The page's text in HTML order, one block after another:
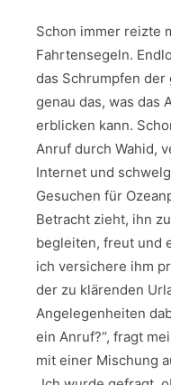
Schon immer reizte
Fahrtensegeln.
das Schrumpfen der
genau das, was das
erblicken kann.
Anruf durch Wahid,
Internet und
Gesuchen für
Betracht zieht, ihn
begleiten, freut und
ich versichere ihm
der zu klärenden
Angelegenheiten
ein Anruf?“, fragt
mit einer Mischung